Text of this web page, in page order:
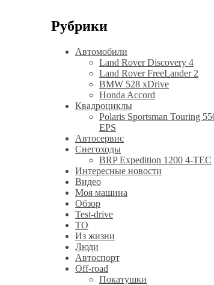
Рубрики
Автомобили
Land Rover Discovery 4
Land Rover FreeLander 2
BMW 528 xDrive
Honda Accord
Квадроциклы
Polaris Sportsman Touring
EPS
Автосервис
Снегоходы
BRP Expedition 1200 4-TEC
Интересные новости
Видео
Моя машина
Обзор
Test-drive
ТО
Из жизни
Люди
Автоспорт
Off-road
Покатушки